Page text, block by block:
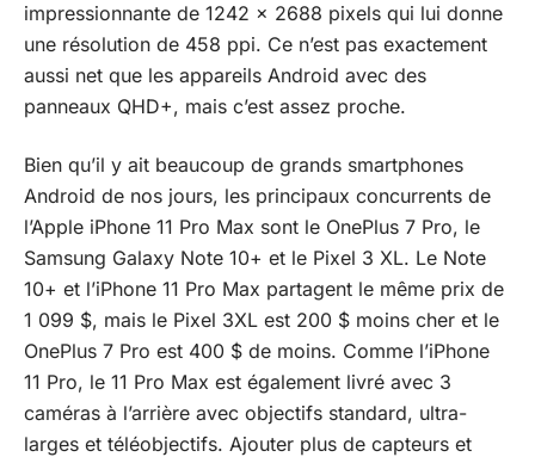
impressionnante de 1242 x 2688 pixels qui lui donne
une résolution de 458 ppi. Ce n’est pas exactement
aussi net que les appareils Android avec des
panneaux QHD+, mais c’est assez proche.
Bien qu’il y ait beaucoup de grands smartphones
Android de nos jours, les principaux concurrents de
l’Apple iPhone 11 Pro Max sont le OnePlus 7 Pro, le
Samsung Galaxy Note 10+ et le Pixel 3 XL. Le Note
10+ et l’iPhone 11 Pro Max partagent le même prix de
1 099 $, mais le Pixel 3XL est 200 $ moins cher et le
OnePlus 7 Pro est 400 $ de moins. Comme l’iPhone
11 Pro, le 11 Pro Max est également livré avec 3
caméras à l’arrière avec objectifs standard, ultra-
larges et téléobjectifs. Ajouter plus de capteurs et